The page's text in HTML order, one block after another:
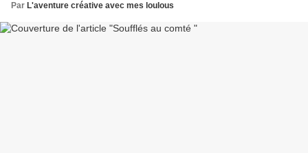
Par L'aventure créative avec mes loulous